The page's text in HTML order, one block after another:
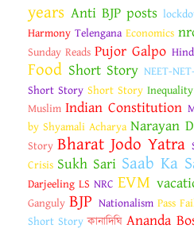
years Anti BJP posts
Harmony Telengana Economics
Sunday Reads Pujor Galpo
Food Short Story NEET-
Short Story Short Story Inequality
Muslim Indian Constitution
by Shyamali Acharya Narayan
Story Bharat Jodo Yatra
Crisis Sukh Sari Saab Ka
Darjeeling LS NRC EVM
Ganguly BJP Nationalism Pass
Short Storyকানাদিঘি Ananda